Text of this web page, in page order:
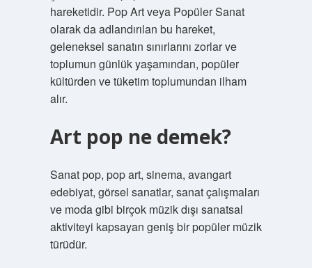
hareketidir. Pop Art veya Popüler Sanat
olarak da adlandırılan bu hareket,
geleneksel sanatın sınırlarını zorlar ve
toplumun günlük yaşamından, popüler
kültürden ve tüketim toplumundan ilham
alır.
Art pop ne demek?
Sanat pop, pop art, sinema, avangart
edebiyat, görsel sanatlar, sanat çalışmaları
ve moda gibi birçok müzik dışı sanatsal
aktiviteyi kapsayan geniş bir popüler müzik
türüdür.